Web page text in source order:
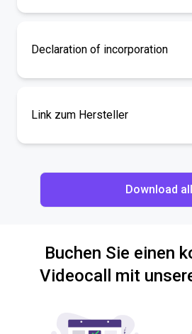
Declaration of incorporation
Link zum Hersteller
Download all
Buchen Sie einen
Videocall mit